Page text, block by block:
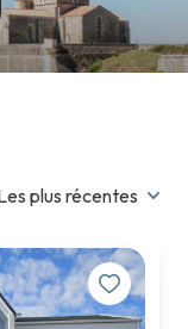
plus récentes